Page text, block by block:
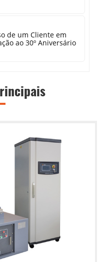
de um Cliente em
ao 30º Aniversário